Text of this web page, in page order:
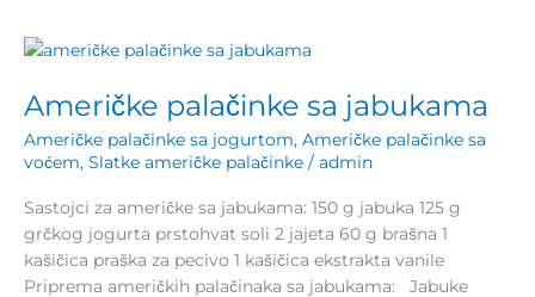
Američke palačinke sa jabukama
Američke palačinke sa jogurtom, Američke palačinke sa
voćem, Slatke američke palačinke / admin
Sastojci za američke sa jabukama: 150 g jabuka 125 g
grčkog jogurta prstohvat soli 2 jajeta 60 g brašna 1
kašičica praška za pecivo 1 kašičica ekstrakta vanile
Priprema američkih palačinaka sa jabukama: Jabuke
Američke
sa